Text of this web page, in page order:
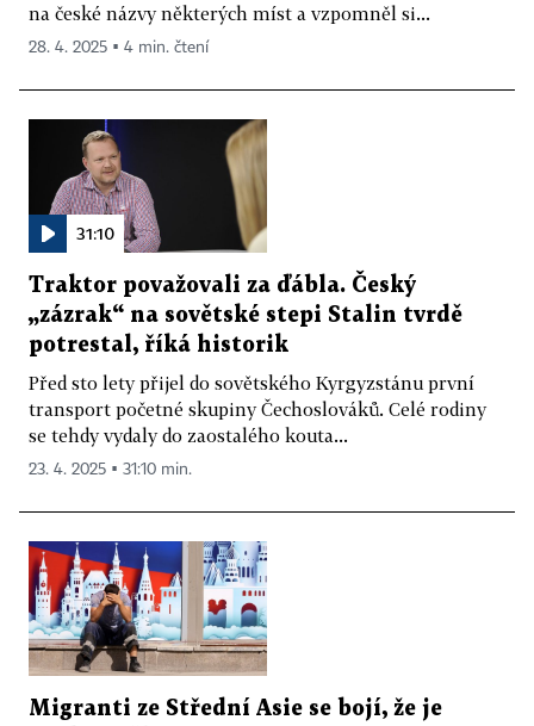
na české názvy některých míst a vzpomněl si...
28. 4. 2025 ▪ 4 min. čtení
31:10
Traktor považovali za ďábla. Český
„zázrak“ na sovětské stepi Stalin tvrdě
potrestal, říká historik
Před sto lety přijel do sovětského Kyrgyzstánu první
transport početné skupiny Čechoslováků. Celé rodiny
se tehdy vydaly do zaostalého kouta...
23. 4. 2025 ▪ 31:10 min.
Migranti ze Střední Asie se bojí, že je